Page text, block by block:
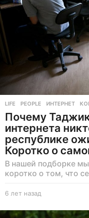
LIFE ,PEOPLE ИНТЕРНЕТ ,
Почему
интернета
республике
Коротко о
В нашей подборке
коротко о том, что
6 лет назад
е